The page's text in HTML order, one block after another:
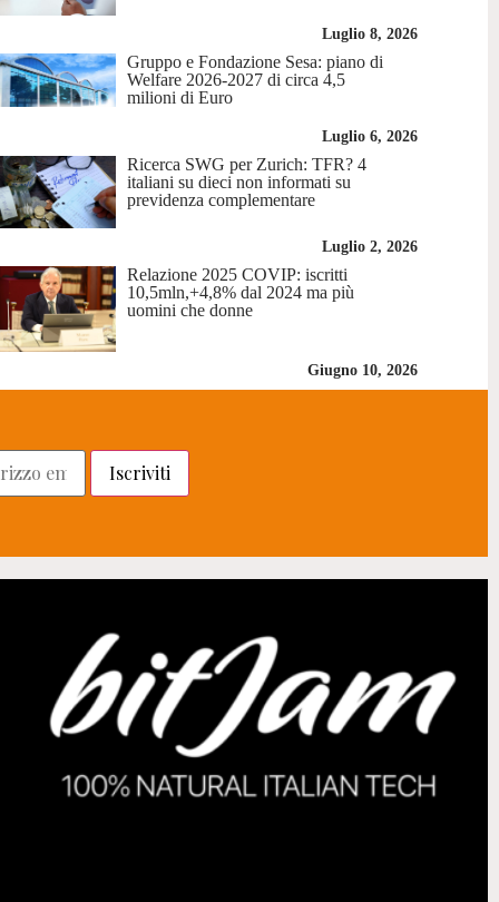
Luglio 8, 2026
Gruppo e Fondazione Sesa: piano di
Welfare 2026-2027 di circa 4,5
milioni di Euro
Luglio 6, 2026
Ricerca SWG per Zurich: TFR? 4
italiani su dieci non informati su
previdenza complementare
Luglio 2, 2026
Relazione 2025 COVIP: iscritti
10,5mln,+4,8% dal 2024 ma più
uomini che donne
Giugno 10, 2026